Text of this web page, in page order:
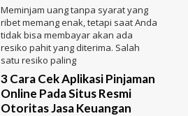
Meminjam uang tanpa syarat yang
ribet memang enak, tetapi saat Anda
tidak bisa membayar akan ada
resiko pahit yang diterima. Salah
satu resiko paling
3 Cara Cek Aplikasi Pinjaman
Online Pada Situs Resmi
Otoritas Jasa Keuangan